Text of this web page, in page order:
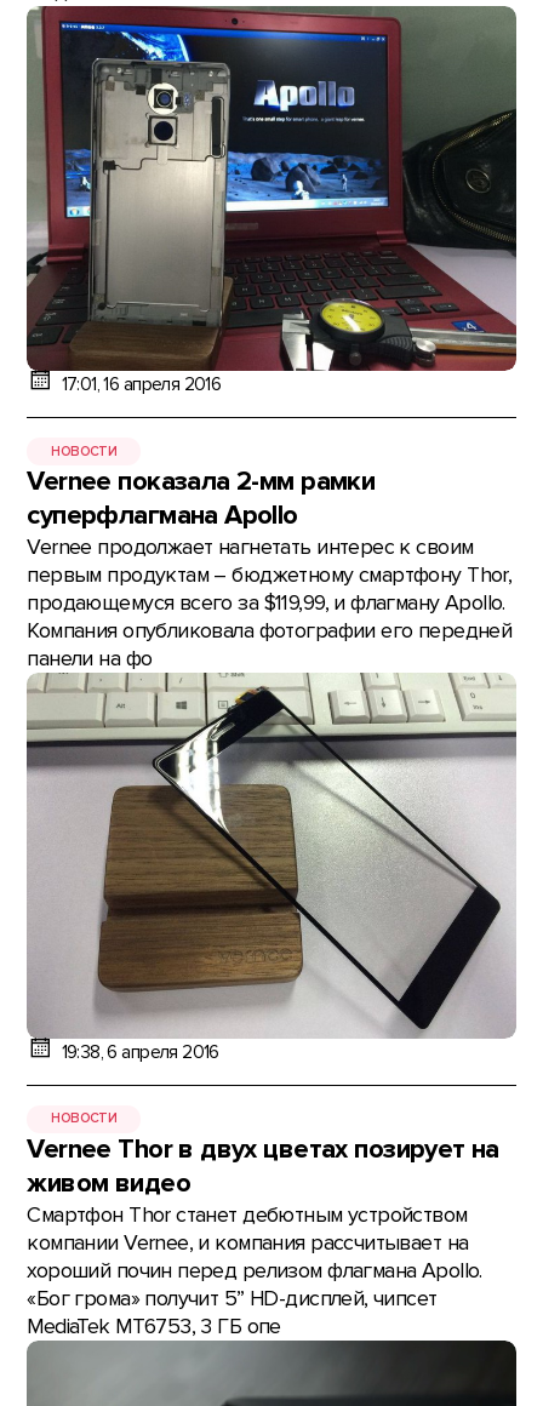
17:01, 16 апреля 2016
НОВОСТИ
Vernee показала 2-мм рамки
суперфлагмана Apollo
Vernee продолжает нагнетать интерес к своим
первым продуктам – бюджетному смартфону Thor,
продающемуся всего за $119,99, и флагману Apollo.
Компания опубликовала фотографии его передней
панели на фо
19:38, 6 апреля 2016
НОВОСТИ
Vernee Thor в двух цветах позирует на
живом видео
Смартфон Thor станет дебютным устройством
компании Vernee, и компания рассчитывает на
хороший почин перед релизом флагмана Apollo.
«Бог грома» получит 5” HD-дисплей, чипсет
MediaTek MT6753, 3 ГБ опе